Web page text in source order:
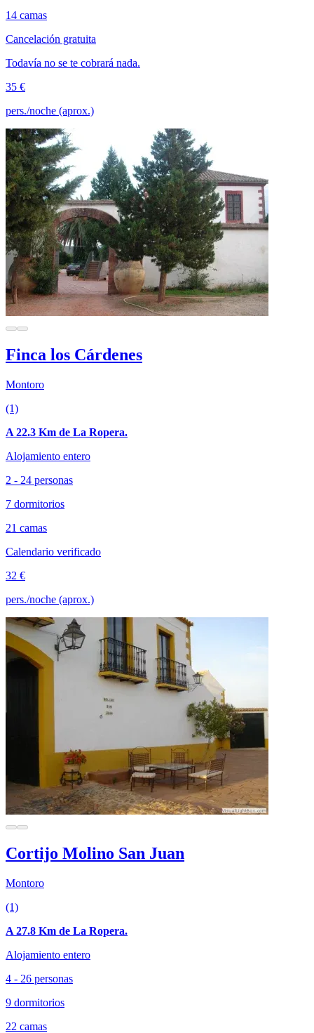
14 camas
Cancelación gratuita
Todavía no se te cobrará nada.
35 €
pers./noche (aprox.)
Finca los Cárdenes
Montoro
(1)
A 22.3 Km de La Ropera.
Alojamiento entero
2 - 24 personas
7 dormitorios
21 camas
Calendario verificado
32 €
pers./noche (aprox.)
Cortijo Molino San Juan
Montoro
(1)
A 27.8 Km de La Ropera.
Alojamiento entero
4 - 26 personas
9 dormitorios
22 camas